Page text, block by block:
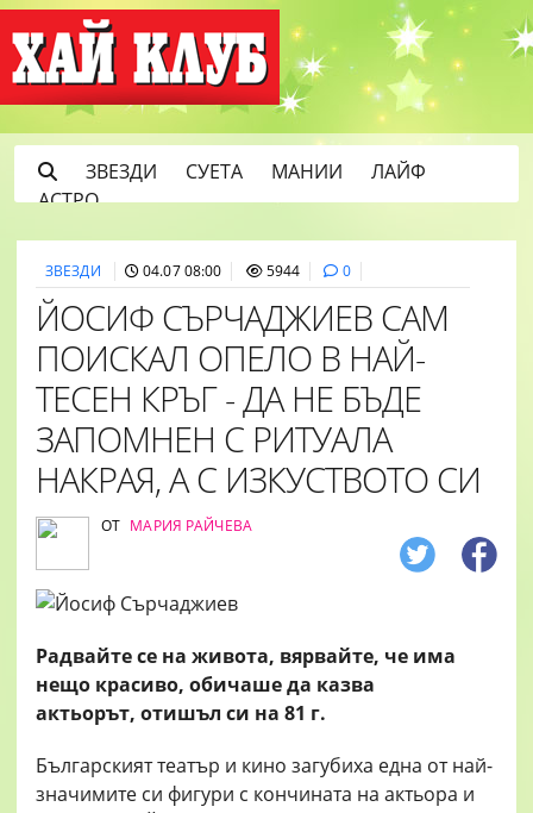
ЗВЕЗДИ СУЕТА МАНИИ
ЛАЙФ
АСТРО
ЗВЕЗДИ 04.07 08:00 5944 0
ЙОСИФ СЪРЧАДЖИЕВ САМ
ПОИСКАЛ ОПЕЛО В НАЙ-
ТЕСЕН КРЪГ - ДА НЕ БЪДЕ
ЗАПОМНЕН С РИТУАЛА
НАКРАЯ, А С ИЗКУСТВОТО СИ
ОТ МАРИЯ РАЙЧЕВА
Радвайте се на живота, вярвайте, че има
нещо красиво, обичаше да казва
актьорът, отишъл си на 81 г.
Българският театър и кино загубиха една от най-
значимите си фигури с кончината на актьора и